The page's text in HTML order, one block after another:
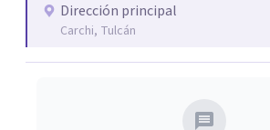
Dirección principal
Carchi, Tulcán